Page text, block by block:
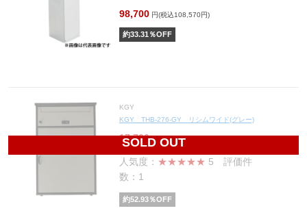
98,700 円(税込108,570円)
約33.31 ％OFF
SOLD OUT
KGY
KGY THB-276-GY リシムワイド(グレー)
17,700円(税込19,470円)
人気度： ★★★★★ 5 評価件
数：1
約52.93％OFF